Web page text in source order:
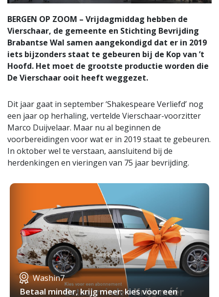
BERGEN OP ZOOM – Vrijdagmiddag hebben de
Vierschaar, de gemeente en Stichting Bevrijding
Brabantse Wal samen aangekondigd dat er in 2019
iets bijzonders staat te gebeuren bij de Kop van ’t
Hoofd. Het moet de grootste productie worden die
De Vierschaar ooit heeft weggezet.
Dit jaar gaat in september ‘Shakespeare Verliefd’ nog
een jaar op herhaling, vertelde Vierschaar-voorzitter
Marco Duijvelaar. Maar nu al beginnen de
voorbereidingen voor wat er in 2019 staat te gebeuren.
In oktober wel te verstaan, aansluitend bij de
herdenkingen en vieringen van 75 jaar bevrijding.
Washin7
Betaal minder, krijg meer: kies voor een